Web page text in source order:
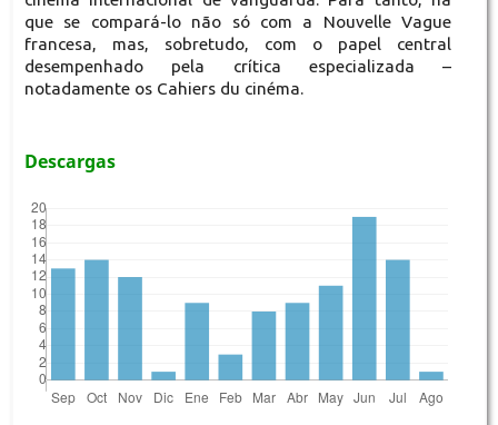
que se compará-lo não só com a Nouvelle Vague
francesa, mas, sobretudo, com o papel central
desempenhado pela crítica especializada –
notadamente os Cahiers du cinéma.
Descargas